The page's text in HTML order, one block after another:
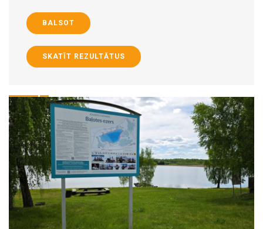
BALSOT
SKATĪT REZULTĀTUS